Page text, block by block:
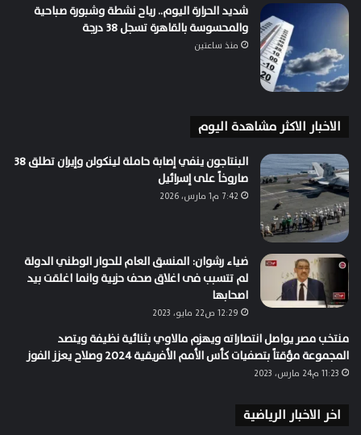
شديد الحرارة اليوم.. رياح نشطة وشبورة صباحية
والمحسوسة بالقاهرة تسجل 38 درجة
منذ ساعتين
الاخبار الاكثر مشاهدة اليوم
البنتاجون ينفي إصابة حاملة لينكولن وإيران تطلق 38
صاروخاً على إسرائيل
7:42 م1 مارس، 2026
ضياء رشوان: المنسق العام للحوار الوطني الدولة
لم تتسبب فى اغلاق صحف حزبية وانما اغلقت بيد
اصحابها
12:29 ص22 مايو، 2023
منتخب مصر يواصل انتصاراته ويهزم مالاوي بثنائية نظيفة ويتصد
المجموعة مؤقتاً بتصفيات كأس الأمم الأفريقية 2024 وصلاح يعزز الفوز
11:23 م24 مارس، 2023
اخر الاخبار الرياضية